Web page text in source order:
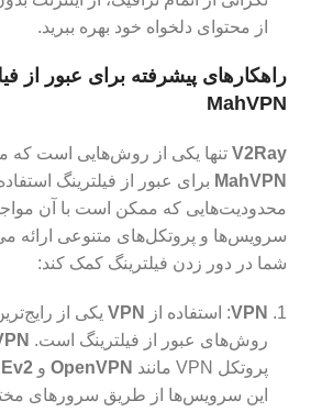
از محتوای دلخواه خود بهره ببرید.
راهکارهای پیشرفته برای عبور از
MahVPN
V2Ray تنها یکی از روش‌هایی است که
MahVPN برای عبور از فیلترینگ
محدودیت‌هایی که ممکن است با آن
سرویس‌ها و پروتکل‌های متنوعی ارائه
شما در دور زدن فیلترینگ کمک کند:
VPN: استفاده از VPN یکی از
روش‌های عبور از فیلترینگ است.
پروتکل VPN مانند
OpenVPN و
این سرویس‌ها از طریق سرورهای